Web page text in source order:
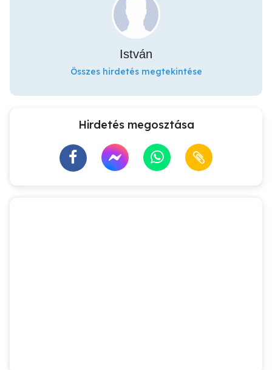
István
Összes hirdetés megtekintése
Hirdetés megosztása